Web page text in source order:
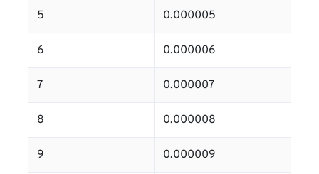
5 0.000005
6 0.000006
7 0.000007
8 0.000008
9 0.000009